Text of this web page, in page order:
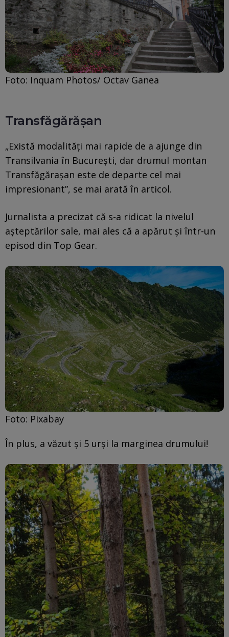
Foto: Inquam Photos/ Octav Ganea
Transfăgărășan
„Există modalități mai rapide de a ajunge din
Transilvania în București, dar drumul montan
Transfăgărașan este de departe cel mai
impresionant”, se mai arată în articol.
Jurnalista a precizat că s-a ridicat la nivelul
așteptărilor sale, mai ales că a apărut și într-un
episod din Top Gear.
Foto: Pixabay
În plus, a văzut și 5 urși la marginea drumului!